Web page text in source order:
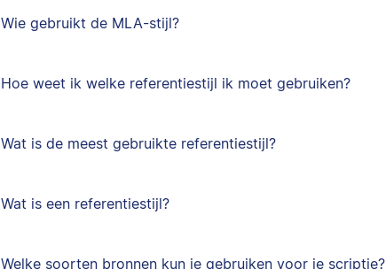
Wie gebruikt de MLA-stijl?
Hoe weet ik welke referentiestijl ik moet gebruiken?
Wat is de meest gebruikte referentiestijl?
Wat is een referentiestijl?
Welke soorten bronnen kun je gebruiken voor je scriptie?